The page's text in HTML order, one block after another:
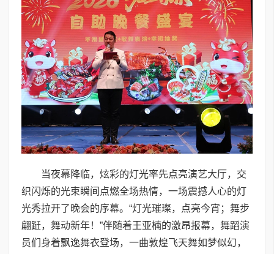
当夜幕降临，炫彩的灯光率先点亮演艺大厅，交
织闪烁的光束瞬间点燃全场热情，一场震撼人心的灯
光秀拉开了晚会的序幕。“灯光璀璨，点亮今宵；舞步
翩跹，舞动新年！”伴随着王亚楠的激昂报幕，舞蹈演
员们身着飘逸舞衣登场，一曲敦煌飞天舞如梦似幻，